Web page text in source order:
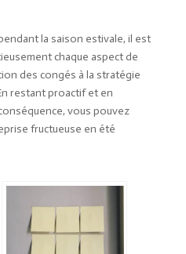
la saison estivale, il est
chaque aspect de
des congés à la stratégie
restant proactif et en
vous pouvez
fructueuse en été